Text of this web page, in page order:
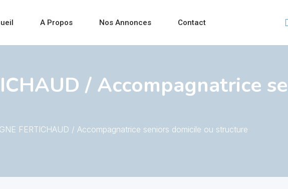
A Propos Nos Annonces Contact
/ Accompagnatrice
FERTICHAUD / Accompagnatrice seniors domicile ou structure